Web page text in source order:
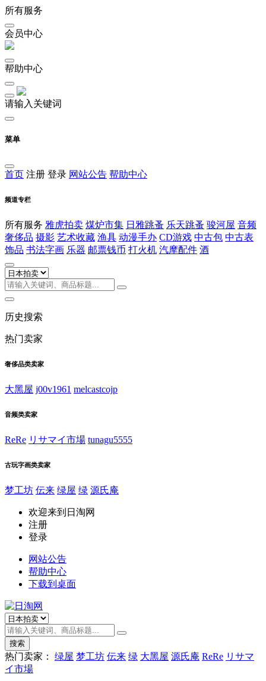
所有服务
会员中心
帮助中心
请输入关键词
菜单
首页 注册 登录 网站公告 帮助中心
频道专栏
所有服务 雅虎拍卖 煤炉市集 日雅跳蚤 乐天跳蚤 骏河屋 音频
奢侈品 摄影 艺术收藏 渔具 动漫手办 CD游戏 中古包 中古表
饰品 书法字画 乐器 邮票钱币 打火机 汽摩配件 酒
历史搜索
热门卖家
奢侈品类卖家
大黑屋 j00v1961 melcastcojp
音频类卖家
ReRe リサマイ市場 tunagu5555
古玩字画类卖家
梦工坊 伝来 绿屋 绿 源氏庵
欢迎来到日淘网
注册
登录
网站公告
帮助中心
下载到桌面
搜索
热门卖家： 绿屋 梦工坊 伝来 绿 大黑屋 源氏庵 ReRe リサマ
イ市場